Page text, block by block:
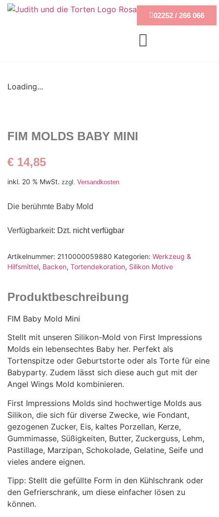
02252 / 266 066
Loading...
FIM MOLDS BABY MINI
€ 14,85
inkl. 20 % MwSt. zzgl. Versandkosten
Die berühmte Baby Mold
Verfügbarkeit: Dzt. nicht verfügbar
Artikelnummer: 2110000059880 Kategorien: Werkzeug &
Hilfsmittel, Backen, Tortendekoration, Silikon Motive
Produktbeschreibung
FIM Baby Mold Mini
Stellt mit unseren Silikon-Mold von First Impressions
Molds ein lebensechtes Baby her. Perfekt als
Tortenspitze oder Geburtstorte oder als Torte für eine
Babyparty. Zudem lässt sich diese auch gut mit der
Angel Wings Mold kombinieren.
First Impressions Molds sind hochwertige Molds aus
Silikon, die sich für diverse Zwecke, wie Fondant,
gezogenen Zucker, Eis, kaltes Porzellan, Kerze,
Gummimasse, Süßigkeiten, Butter, Zuckerguss, Lehm,
Pastillage, Marzipan, Schokolade, Gelatine, Seife und
vieles andere eignen.
Tipp: Stellt die gefüllte Form in den Kühlschrank oder
den Gefrierschrank, um diese einfacher lösen zu
können.